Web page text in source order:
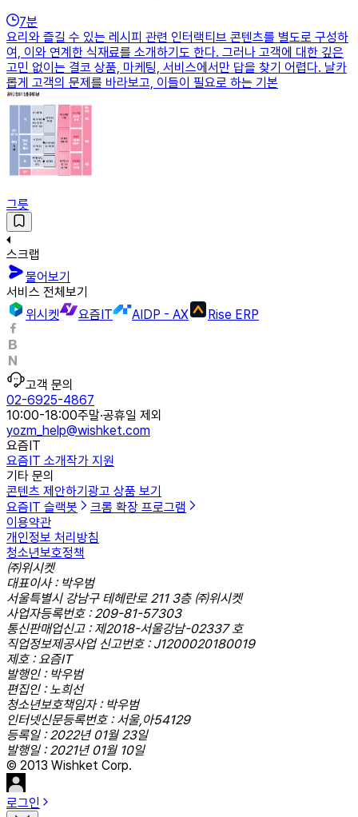
7분
요리와 즐길 수 있는 레시피 관련 인터랙티브 콘텐츠를 별도로 구성하
여, 이와 연계한 식재료를 소개하기도 한다. 그러나 고객에 대한 깊은
고민 없이는 결코 상품, 마케팅, 서비스에서만 답을 찾기 어렵다. 날카
롭게 고객의 문제를 바라보고, 이들이 필요로 하는 기본
그릇
스크랩
물어보기
서비스 전체보기
위시켓
요즘IT AIDP - AX Rise ERP
고객 문의
02-6925-4867
10:00-18:00주말·공휴일 제외
yozm_help@wishket.com
요즘IT
요즘IT 소개작가 지원
기타 문의
콘텐츠 제안하기 광고 상품 보기
요즘IT 슬랙봇
크롬 확장 프로그램
이용약관
개인정보 처리방침
청소년보호정책
㈜위시켓
대표이사 : 박우범
서울특별시 강남구 테헤란로 211 3층 ㈜위시켓
사업자등록번호 : 209-81-57303
통신판매업신고 : 제2018-서울강남-02337 호
직업정보제공사업 신고번호 : J1200020180019
제호 : 요즘IT
발행인 : 박우범
편집인 : 노희선
청소년보호책임자 : 박우범
인터넷신문등록번호 : 서울,아54129
등록일 : 2022년 01월 23일
발행일 : 2021년 01월 10일
© 2013 Wishket Corp.
로그인